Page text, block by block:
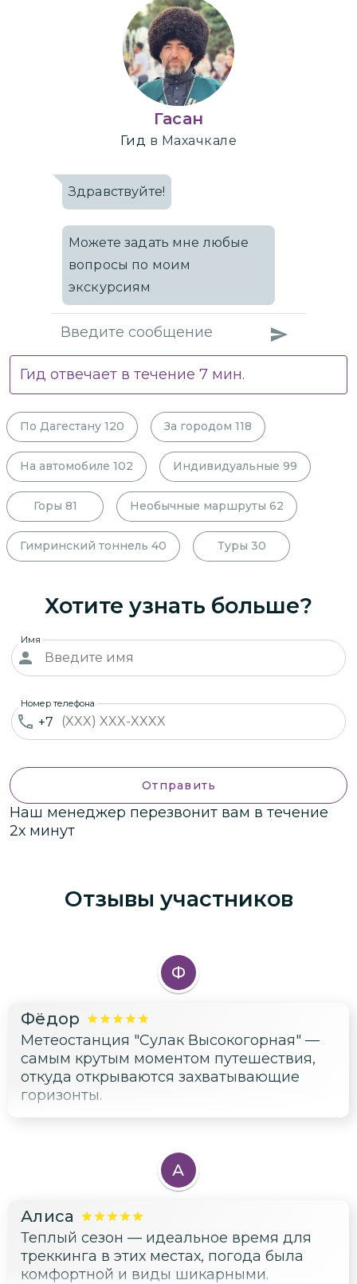
Гасан
Гид в Махачкале
Здравствуйте!
Можете задать мне любые
вопросы по моим
экскурсиям
Гид отвечает в течение 7 мин.
По Дагестану 120 За городом 118
На автомобиле 102 Индивидуальные 99
Горы 81 Необычные маршруты 62
Гимринский тоннель 40 Туры 30
Хотите узнать больше?
Имя
+7
Номер телефона
Отправить
Наш менеджер перезвонит вам в течение
2х минут
Отзывы участников
Ф
Фёдор
Метеостанция "Сулак Высокогорная" —
самым крутым моментом путешествия,
откуда открываются захватывающие
горизонты.
А
Алиса
Теплый сезон — идеальное время для
треккинга в этих местах, погода была
комфортной и виды шикарными.